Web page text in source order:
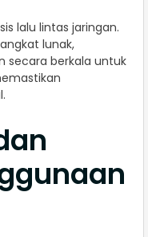
lalu lintas jaringan.
lunak,
secara berkala untuk